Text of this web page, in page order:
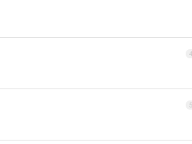
4
5